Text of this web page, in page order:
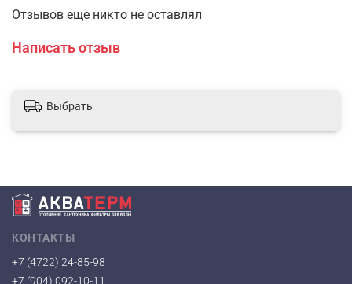
Отзывов еще никто не оставлял
Написать отзыв
Выбрать
КОНТАКТЫ
+7 (4722) 24-85-98
+7 (904) 092-10-11